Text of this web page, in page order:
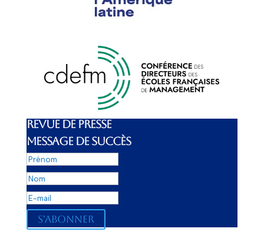
REVUE DE PRESSE
MESSAGE DE SUCCÈS
S'abonner